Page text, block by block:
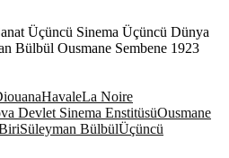
Üçüncü Sinema Üçüncü Dünya
Bülbül Ousmane Sembene 1923
HavaleLa Noire
Devlet Sinema EnstitüsüOusmane
Süleyman BülbülÜçüncü